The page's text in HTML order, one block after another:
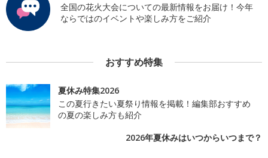
全国の花火大会についての最新情報をお届け！今年
ならではのイベントや楽しみ方をご紹介
おすすめ特集
夏休み特集2026
この夏行きたい夏祭り情報を掲載！編集部おすすめ
の夏の楽しみ方も紹介
2026年夏休みはいつからいつまで？